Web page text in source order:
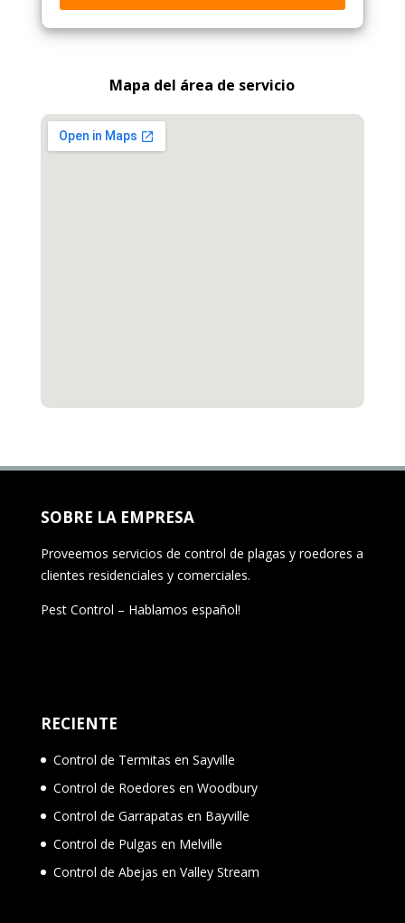
Mapa del área de servicio
SOBRE LA EMPRESA
Proveemos servicios de control de plagas y roedores a
clientes residenciales y comerciales.
Pest Control – Hablamos español!
RECIENTE
Control de Termitas en Sayville
Control de Roedores en Woodbury
Control de Garrapatas en Bayville
Control de Pulgas en Melville
Control de Abejas en Valley Stream